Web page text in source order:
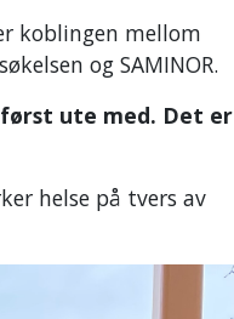
koblingen mellom
og SAMINOR.
ute med. Det er
helse på tvers av